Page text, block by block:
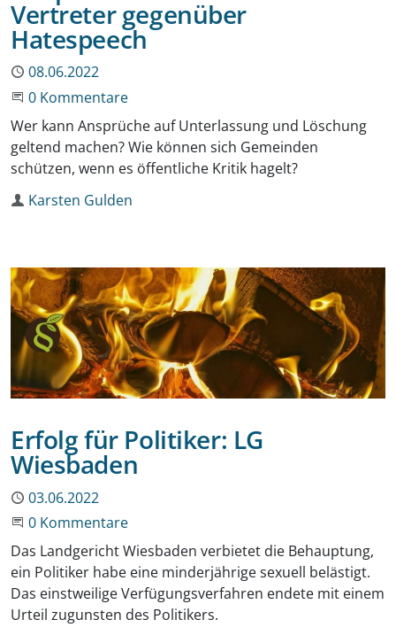
Vertreter gegenüber
Hatespeech
Publiziert
08.06.2022
Beginne eine Unterhaltung
0 Kommentare
Wer kann Ansprüche auf Unterlassung und Löschung
geltend machen? Wie können sich Gemeinden
schützen, wenn es öffentliche Kritik hagelt?
Autor
Karsten Gulden
Erfolg für Politiker: LG
Wiesbaden
Publiziert
03.06.2022
Beginne eine Unterhaltung
0 Kommentare
Das Landgericht Wiesbaden verbietet die Behauptung,
ein Politiker habe eine minderjährige sexuell belästigt.
Das einstweilige Verfügungsverfahren endete mit einem
Urteil zugunsten des Politikers.